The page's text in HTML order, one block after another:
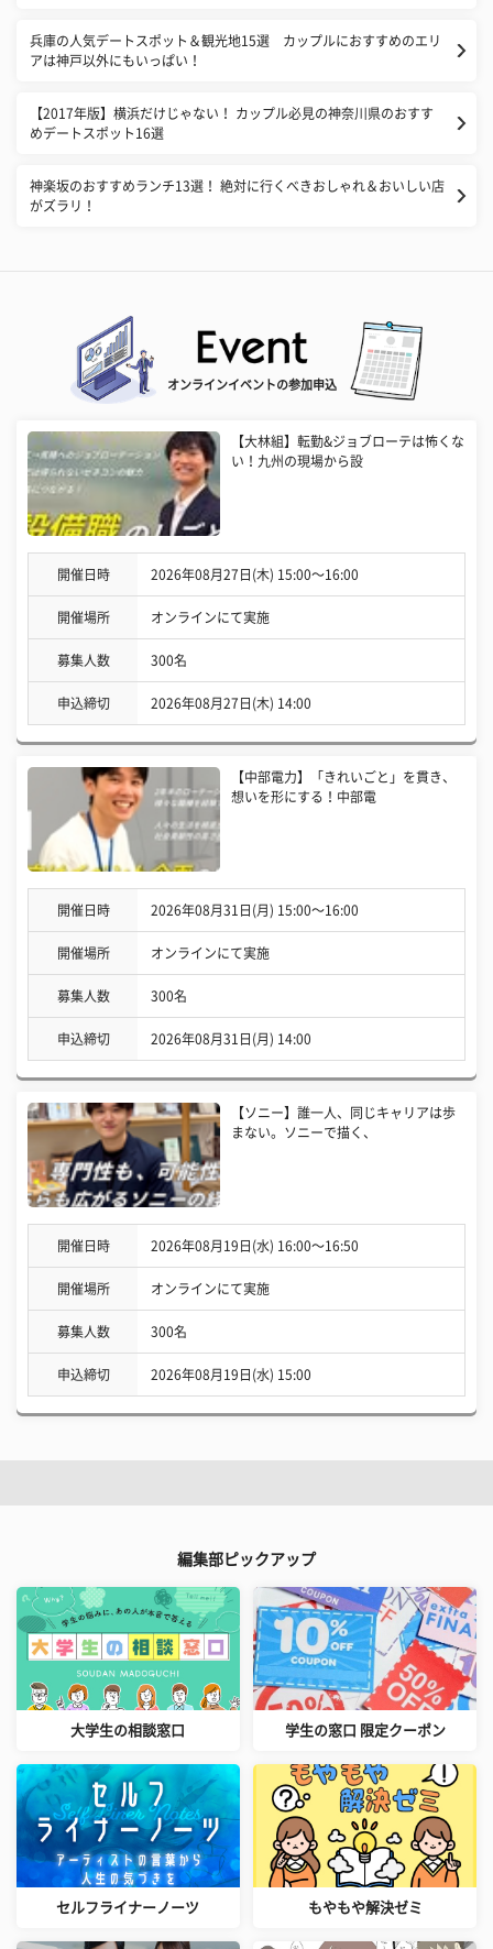
兵庫の人気デートスポット＆観光地15選 カップルにおすすめのエリ
アは神戸以外にもいっぱい！
【2017年版】横浜だけじゃない！ カップル必見の神奈川県のおすす
めデートスポット16選
神楽坂のおすすめランチ13選！ 絶対に行くべきおしゃれ＆おいしい店
がズラリ！
オンラインイベントの参加申込
【大林組】転勤&ジョブローテは怖くな
い！九州の現場から設
開催日時 2026年08月27日(木) 15:00〜16:00
開催場所 オンラインにて実施
募集人数 300名
申込締切 2026年08月27日(木) 14:00
【中部電力】「きれいごと」を貫き、
想いを形にする！中部電
開催日時 2026年08月31日(月) 15:00〜16:00
開催場所 オンラインにて実施
募集人数 300名
申込締切 2026年08月31日(月) 14:00
【ソニー】誰一人、同じキャリアは歩
まない。ソニーで描く、
開催日時 2026年08月19日(水) 16:00〜16:50
開催場所 オンラインにて実施
募集人数 300名
申込締切 2026年08月19日(水) 15:00
編集部ピックアップ
大学生の相談窓口 学生の窓口 限定クーポン
セルフライナーノーツ もやもや解決ゼミ